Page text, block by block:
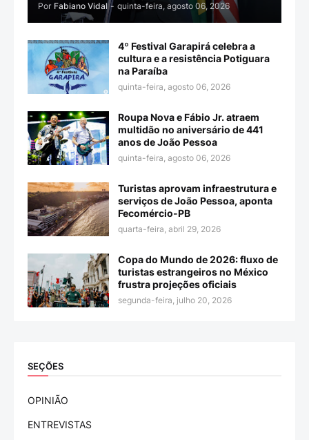
Por Fabiano Vidal - quinta-feira, agosto 06, 2026
4º Festival Garapirá celebra a
cultura e a resistência Potiguara
na Paraíba
quinta-feira, agosto 06, 2026
Roupa Nova e Fábio Jr. atraem
multidão no aniversário de 441
anos de João Pessoa
quinta-feira, agosto 06, 2026
Turistas aprovam infraestrutura e
serviços de João Pessoa, aponta
Fecomércio-PB
quarta-feira, abril 29, 2026
Copa do Mundo de 2026: fluxo de
turistas estrangeiros no México
frustra projeções oficiais
segunda-feira, julho 20, 2026
SEÇÕES
OPINIÃO
ENTREVISTAS